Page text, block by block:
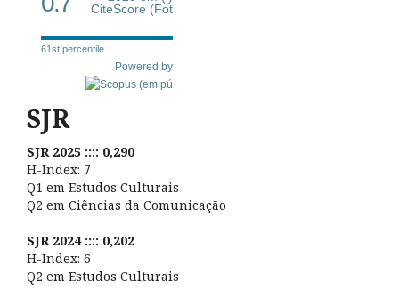
CiteScore (Fot
61st percentile
Powered by
SJR
SJR 2025 :::: 0,290
H-Index: 7
Q1 em Estudos Culturais
Q2 em Ciências da Comunicação
SJR 2024 :::: 0,202
H-Index: 6
Q2 em Estudos Culturais